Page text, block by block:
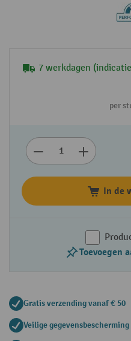
7 werkdagen
per
In de
Toevoegen
Gratis verzending vanaf € 50
Veilige gegevensbescherming